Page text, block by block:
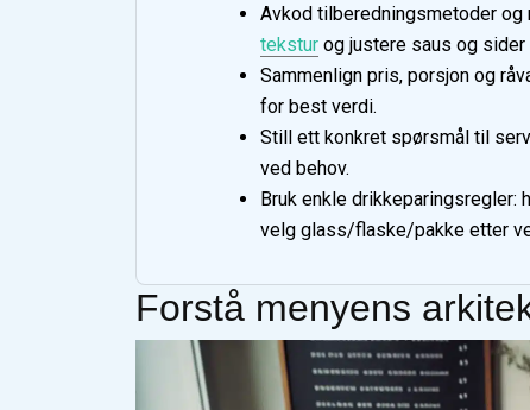
Avkod tilberedningsmetoder
tekstur og justere saus og sider
Sammenlign pris, porsjon og
for best verdi.
Still ett konkret spørsmål til
ved behov.
Bruk enkle drikkeparingsregler:
velg glass/flaske/pakke etter
Forstå menyens